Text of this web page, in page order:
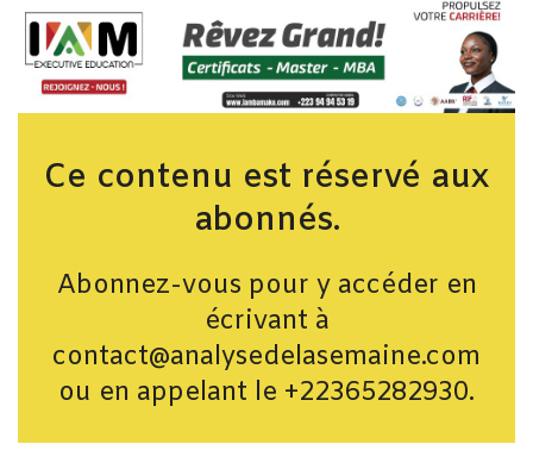
Ce contenu est réservé aux
abonnés.
Abonnez-vous pour y accéder en
écrivant à
contact@analysedelasemaine.com
ou en appelant le +22365282930.